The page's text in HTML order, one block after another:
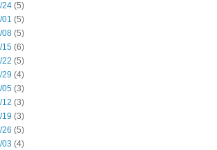
24 (5)
01 (5)
08 (5)
15 (6)
22 (5)
29 (4)
05 (3)
12 (3)
19 (3)
26 (5)
03 (4)